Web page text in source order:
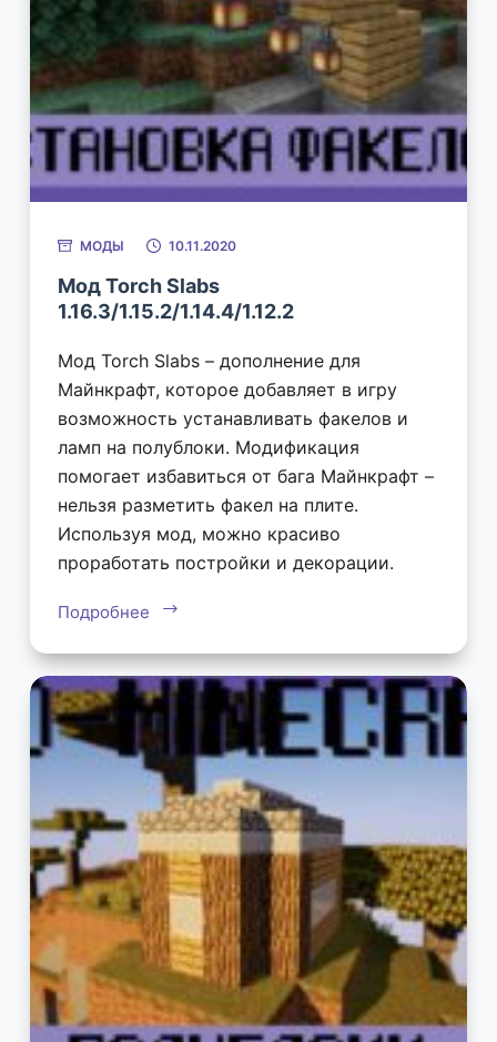
МОДЫ 10.11.2020
Мод Torch Slabs
1.16.3/1.15.2/1.14.4/1.12.2
Мод Torch Slabs – дополнение для
Майнкрафт, которое добавляет в игру
возможность устанавливать факелов и
ламп на полублоки. Модификация
помогает избавиться от бага Майнкрафт –
нельзя разметить факел на плите.
Используя мод, можно красиво
проработать постройки и декорации.
Подробнее